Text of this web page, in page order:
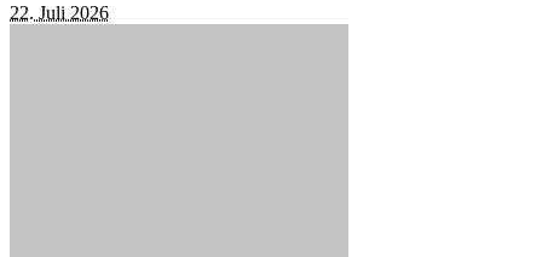
22. Juli 2026